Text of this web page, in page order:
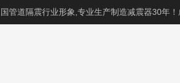
管道隔震行业形象,专业生产制造减震器30年！